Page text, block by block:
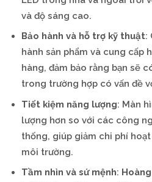
và độ sáng cao.
Bảo hành và hỗ trợ kỹ thuật:
hành sản phẩm và cung cấp
hàng, đảm bảo rằng bạn sẽ
trong trường hợp có vấn đề
Tiết kiệm năng lượng: Màn
lượng hơn so với các công
thống, giúp giảm chi phí
môi trường.
Tầm nhìn và sứ mệnh: